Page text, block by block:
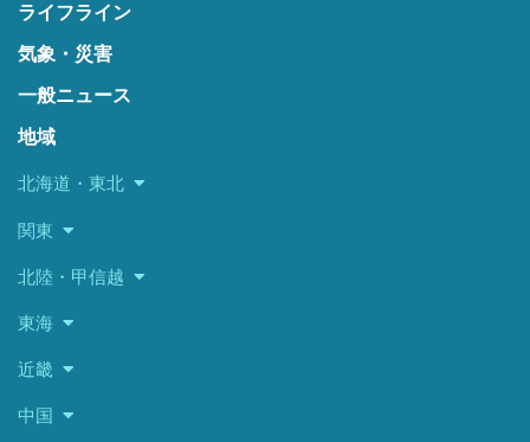
ライフライン
気象・災害
一般ニュース
地域
北海道・東北
関東
北陸・甲信越
東海
近畿
中国